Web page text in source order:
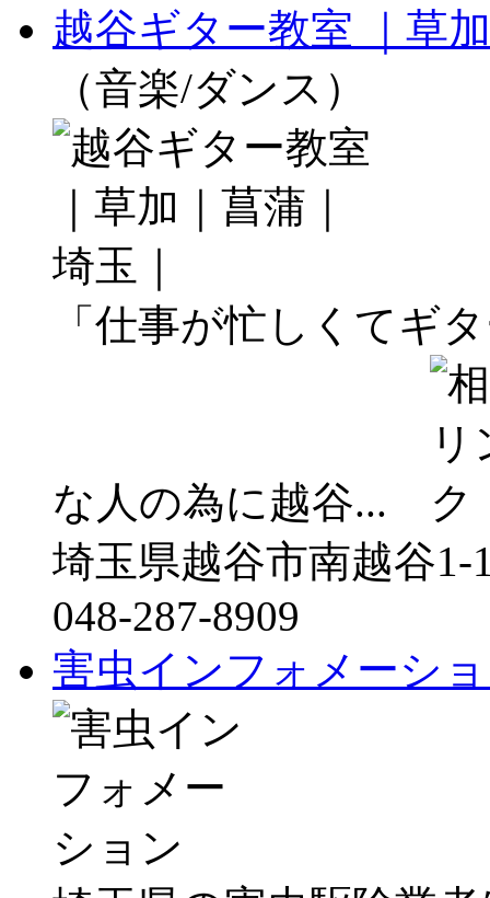
越谷ギター教室 ｜草
（音楽/ダンス）
「仕事が忙しくてギ
な人の為に越谷...
埼玉県越谷市南越谷1-
048-287-8909
害虫インフォメーシ